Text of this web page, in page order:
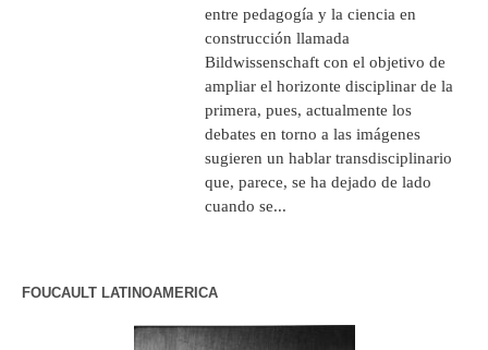
entre pedagogía y la ciencia en
construcción llamada
Bildwissenschaft con el objetivo de
ampliar el horizonte disciplinar de la
primera, pues, actualmente los
debates en torno a las imágenes
sugieren un hablar transdisciplinario
que, parece, se ha dejado de lado
cuando se...
FOUCAULT LATINOAMERICA